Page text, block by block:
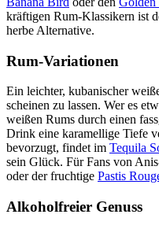
kräftigen Rum-Klassikern ist
herbe Alternative.
Rum-Variationen
Ein leichter, kubanischer
scheinen zu lassen. Wer es
weißen Rums durch einen
Drink eine karamellige Tiefe
bevorzugt, findet im Tequila
sein Glück. Für Fans von
oder der fruchtige Pastis
Alkoholfreier Genuss